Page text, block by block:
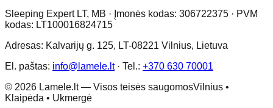
Sleeping Expert LT, MB · Įmonės kodas: 306722375 · PVM
kodas: LT100016824715
Adresas: Kalvarijų g. 125, LT-08221 Vilnius, Lietuva
El. paštas: info@lamele.lt· Tel.: +370 630 70001
© 2026 Lamele.lt — Visos teisės saugomosVilnius •
Klaipėda • Ukmergė